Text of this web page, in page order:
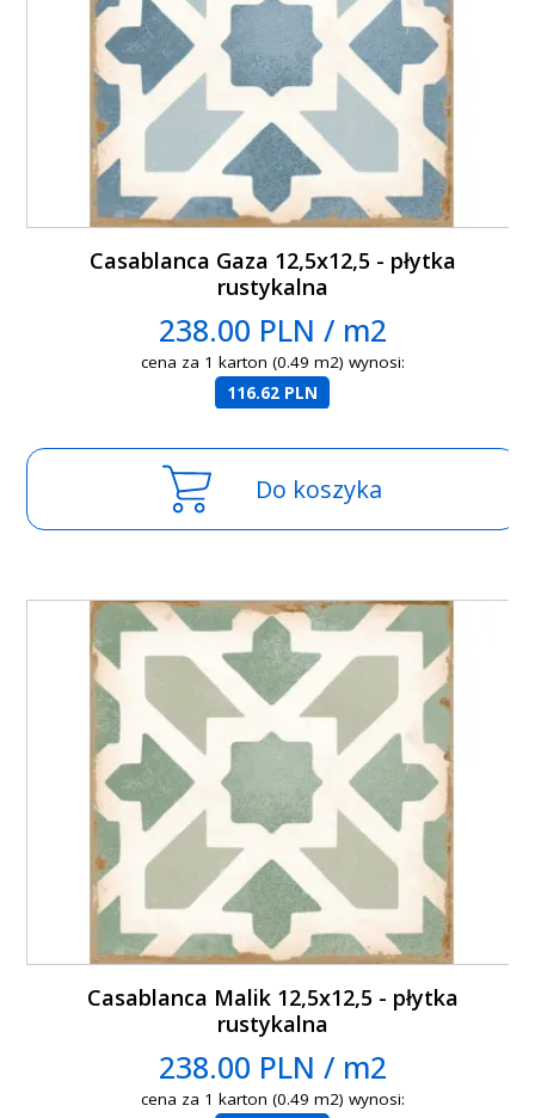
Casablanca Gaza 12,5x12,5 - płytka
rustykalna
238.00 PLN / m2
cena za 1 karton (0.49 m2) wynosi:
116.62 PLN
Do koszyka
Casablanca Malik 12,5x12,5 - płytka
rustykalna
238.00 PLN / m2
cena za 1 karton (0.49 m2) wynosi: